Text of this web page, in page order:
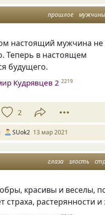
прошлое мужчины
настоящий мужчина не
Теперь в настоящем
будущего.
Кудрявцев 2 2219
2
SUok2 13 мар 2021
глаза злость
красивы и веселы,
страха, растерянности и